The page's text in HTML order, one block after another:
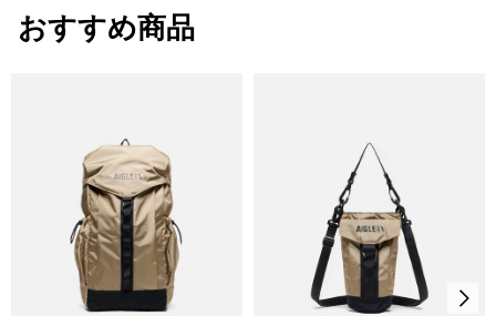
タンブル乾燥禁止。
ドライクリーニング処理ができない。
ウェットクリーニング処理はできない。
おすすめ商品